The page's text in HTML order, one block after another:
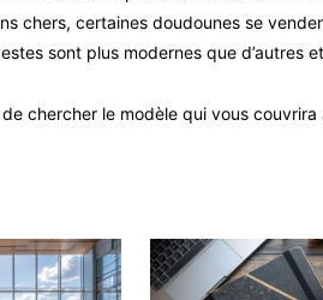
chers, certaines doudounes se
sont plus modernes que d’autres
chercher le modèle qui vous